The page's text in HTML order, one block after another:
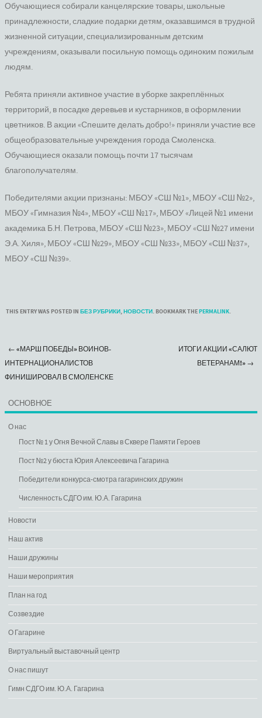
Обучающиеся собирали канцелярские товары, школьные
принадлежности, сладкие подарки детям, оказавшимся в трудной
жизненной ситуации, специализированным детским
учреждениям, оказывали посильную помощь одиноким пожилым
людям.
Ребята приняли активное участие в уборке закреплённых
территорий, в посадке деревьев и кустарников, в оформлении
цветников. В акции «Спешите делать добро!» приняли участие все
общеобразовательные учреждения города Смоленска.
Обучающиеся оказали помощь почти 17 тысячам
благополучателям.
Победителями акции признаны: МБОУ «СШ №1», МБОУ «СШ №2»,
МБОУ «Гимназия №4», МБОУ «СШ №17», МБОУ «Лицей №1 имени
академика Б.Н. Петрова, МБОУ «СШ №23», МБОУ «СШ №27 имени
Э.А. Хиля», МБОУ «СШ №29», МБОУ «СШ №33», МБОУ «СШ №37»,
МБОУ «СШ №39».
THIS ENTRY WAS POSTED IN БЕЗ РУБРИКИ,НОВОСТИ. BOOKMARK THEPERMALINK.
Post navigation
←«МАРШ ПОБЕДЫ» ВОИНОВ-
ИНТЕРНАЦИОНАЛИСТОВ
ФИНИШИРОВАЛ В СМОЛЕНСКЕ
ИТОГИ АКЦИИ «САЛЮТ
ВЕТЕРАНАМ!»→
ОСНОВНОЕ
О нас
Пост № 1 у Огня Вечной Славы в Сквере Памяти Героев
Пост №2 у бюста Юрия Алексеевича Гагарина
Победители конкурса-смотра гагаринских дружин
Численность СДГО им. Ю.А. Гагарина
Новости
Наш актив
Наши дружины
Наши мероприятия
План на год
Созвездие
О Гагарине
Виртуальный выставочный центр
О нас пишут
Гимн СДГО им. Ю.А. Гагарина